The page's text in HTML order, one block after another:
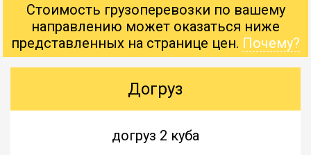
Стоимость грузоперевозки по вашему
направлению может оказаться ниже
представленных на странице цен. Почему?
Догруз
догруз 2 куба